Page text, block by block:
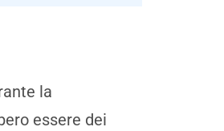
la
essere dei